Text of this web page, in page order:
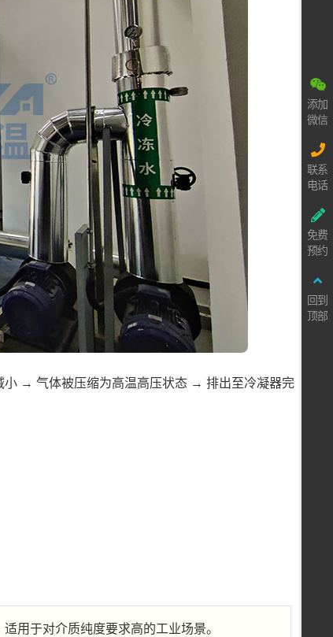
→ 气体被压缩为高温高压状态 → 排出至冷凝器完
用于对介质纯度要求高的工业场景。
添加
微信
联系
电话
免费
预约
回到
顶部